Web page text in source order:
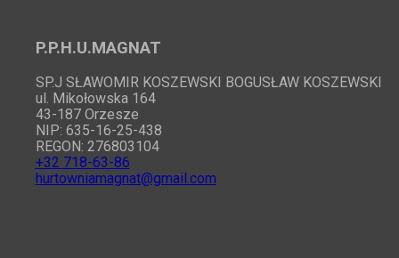
P.P.H.U.MAGNAT
SP.J SŁAWOMIR KOSZEWSKI BOGUSŁAW KOSZEWSKI
ul. Mikołowska 164
43-187 Orzesze
NIP: 635-16-25-438
REGON: 276803104
+32 718-63-86
hurtowniamagnat@gmail.com